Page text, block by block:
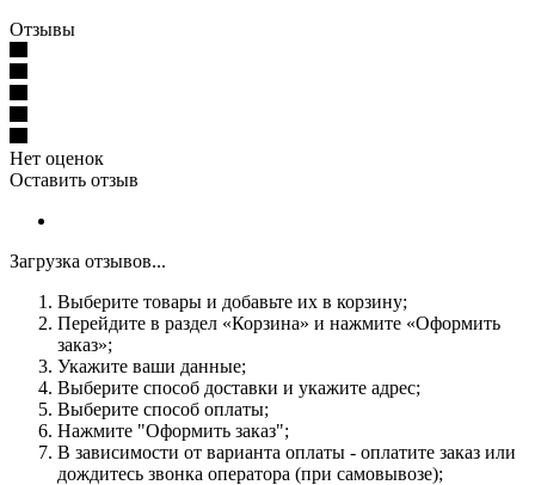
Отзывы
Нет оценок
Оставить отзыв
Загрузка отзывов...
Выберите товары и добавьте их в корзину;
Перейдите в раздел «Корзина» и нажмите «Оформить
заказ»;
Укажите ваши данные;
Выберите способ доставки и укажите адрес;
Выберите способ оплаты;
Нажмите "Оформить заказ";
В зависимости от варианта оплаты - оплатите заказ или
дождитесь звонка оператора (при самовывозе);